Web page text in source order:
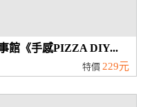
館《手感PIZZA DIY...
特價 229元